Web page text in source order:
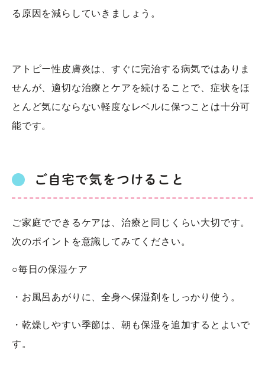
る原因を減らしていきましょう。
アトピー性皮膚炎は、すぐに完治する病気ではありま
せんが、適切な治療とケアを続けることで、症状をほ
とんど気にならない軽度なレベルに保つことは十分可
能です。
ご自宅で気をつけること
ご家庭でできるケアは、治療と同じくらい大切です。
次のポイントを意識してみてください。
○毎日の保湿ケア
・お風呂あがりに、全身へ保湿剤をしっかり使う。
・乾燥しやすい季節は、朝も保湿を追加するとよいで
す。